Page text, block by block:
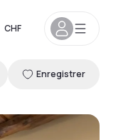
CHF
Enregistrer